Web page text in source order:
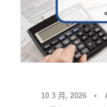
10 3 月, 2026 •